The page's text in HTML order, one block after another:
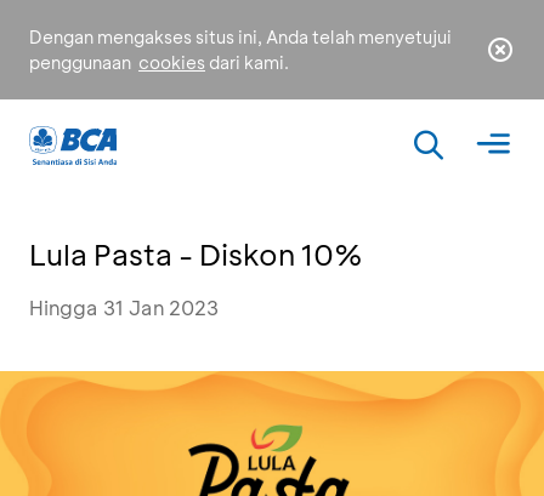
Dengan mengakses situs ini, Anda telah menyetujui
penggunaan cookies dari kami.
Lula Pasta - Diskon 10%
Hingga 31 Jan 2023